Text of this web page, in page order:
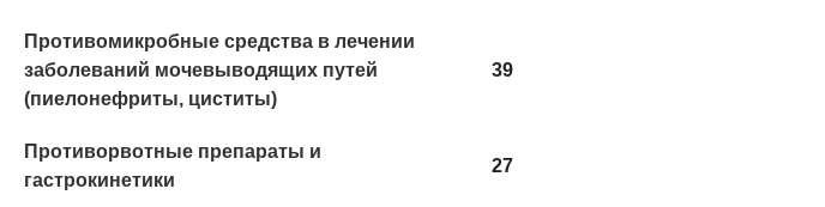
Противомикробные средства в лечении
заболеваний мочевыводящих путей
(пиелонефриты, циститы)
39
Противорвотные препараты и
гастрокинетики
27